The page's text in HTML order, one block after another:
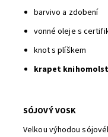
barvivo a zdobení
vonné oleje s
knot s plíškem
krapet
SÓJOVÝ VOSK
Velkou výhodou